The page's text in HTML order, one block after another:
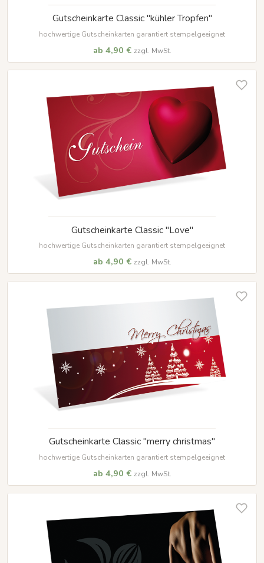
Gutscheinkarte Classic "kühler Tropfen"
hochwertige Gutscheinkarten garantiert stempelgeeignet
ab 4,90 € zzgl. MwSt.
Gutscheinkarte Classic "Love"
hochwertige Gutscheinkarten garantiert stempelgeeignet
ab 4,90 € zzgl. MwSt.
Gutscheinkarte Classic "merry christmas"
hochwertige Gutscheinkarten garantiert stempelgeeignet
ab 4,90 € zzgl. MwSt.